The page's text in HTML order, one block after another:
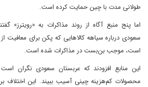
طولانی مدت با چین حمایت کرده است.
اما پنج منبع آگاه از روند مذاکرات به «رویترز»
سعودی درباره سیاهه کالاهایی که پکن برای معافیت
است، موجب بن‌بست در مذاکرات شده است.
این منابع افزودند که عربستان سعودی نگران
محصولات کم‌هزینه چینی آسیب ببیند. این